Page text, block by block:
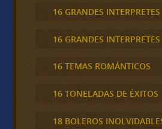
16 GRANDES INTERPRETES
16 GRANDES
16 TEMAS ROMÁNTICOS
16 TONELADAS DE ÉXITOS
18 BOLEROS